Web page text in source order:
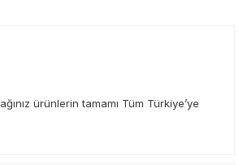
ürünlerin tamamı Tüm Türkiye’ye